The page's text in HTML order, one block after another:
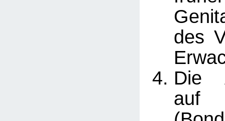
des
Die
auf